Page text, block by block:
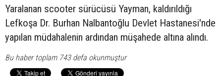
Yaralanan scooter sürücüsü Yayman, kaldırıldığı
Lefkoşa Dr. Burhan Nalbantoğlu Devlet Hastanesi'nde
yapılan müdahalenin ardından müşahede altına alındı.
Bu haber toplam 743 defa okunmuştur